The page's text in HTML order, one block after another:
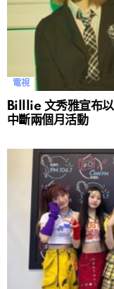
電視
Billlie 文秀雅宣布
中斷兩個月活動